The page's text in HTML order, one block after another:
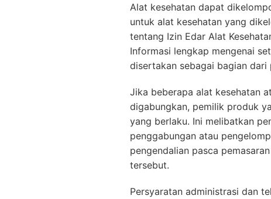
Alat kesehatan dapat
untuk alat kesehatan yang
tentang Izin Edar Alat
Informasi lengkap mengenai
disertakan sebagai bagian dari
Jika beberapa alat kesehatan
digabungkan, pemilik produk
yang berlaku. Ini melibatkan
penggabungan atau
pengendalian pasca
tersebut.
Persyaratan administrasi dan